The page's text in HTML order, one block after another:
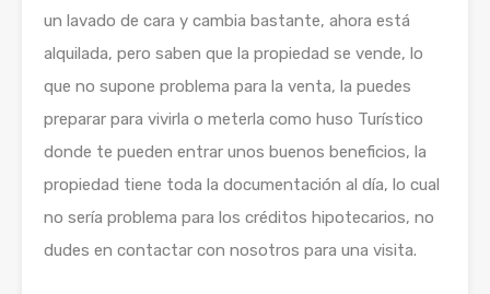
un lavado de cara y cambia bastante, ahora está
alquilada, pero saben que la propiedad se vende, lo
que no supone problema para la venta, la puedes
preparar para vivirla o meterla como huso Turístico
donde te pueden entrar unos buenos beneficios, la
propiedad tiene toda la documentación al día, lo cual
no sería problema para los créditos hipotecarios, no
dudes en contactar con nosotros para una visita.